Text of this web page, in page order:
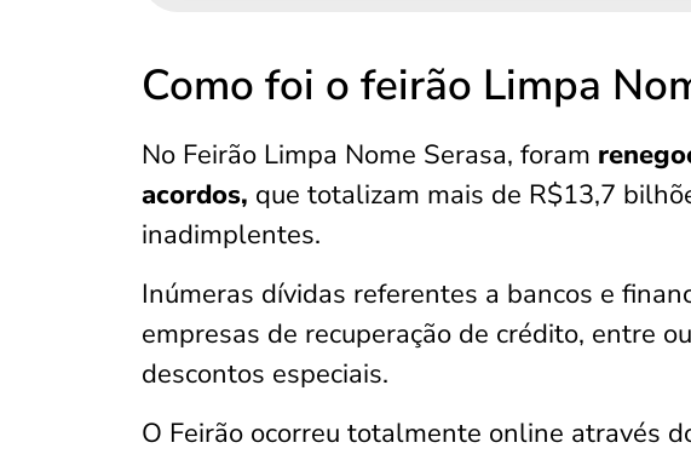
Como foi o feirão Limpa
No Feirão Limpa Nome Serasa, foram
acordos, que totalizam mais de R$13,7
inadimplentes.
Inúmeras dívidas referentes a bancos e
empresas de recuperação de crédito, entre
descontos especiais.
O Feirão ocorreu totalmente online através